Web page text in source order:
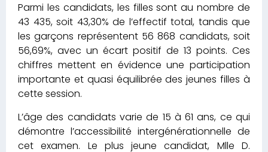
Parmi les candidats, les filles sont au nombre de
43 435, soit 43,30% de l’effectif total, tandis que
les garçons représentent 56 868 candidats, soit
56,69%, avec un écart positif de 13 points. Ces
chiffres mettent en évidence une participation
importante et quasi équilibrée des jeunes filles à
cette session.
L’âge des candidats varie de 15 à 61 ans, ce qui
démontre l’accessibilité intergénérationnelle de
cet examen. Le plus jeune candidat, Mlle D.